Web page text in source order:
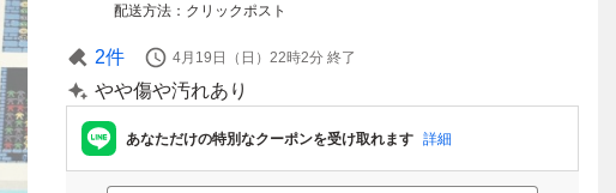
配送方法
クリックポスト
2件 4月19日（日）22時2分 終了
やや傷や汚れあり
あなただけの特別なクーポンを受け取れます 詳細